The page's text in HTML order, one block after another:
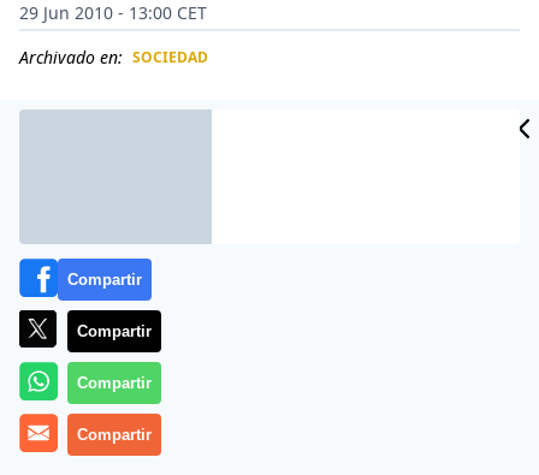
29 Jun 2010 - 13:00 CET
Archivado en: SOCIEDAD
El asesinato de un candidato a gobernador por el
Compartir
Compartir
Compartir
Compartir